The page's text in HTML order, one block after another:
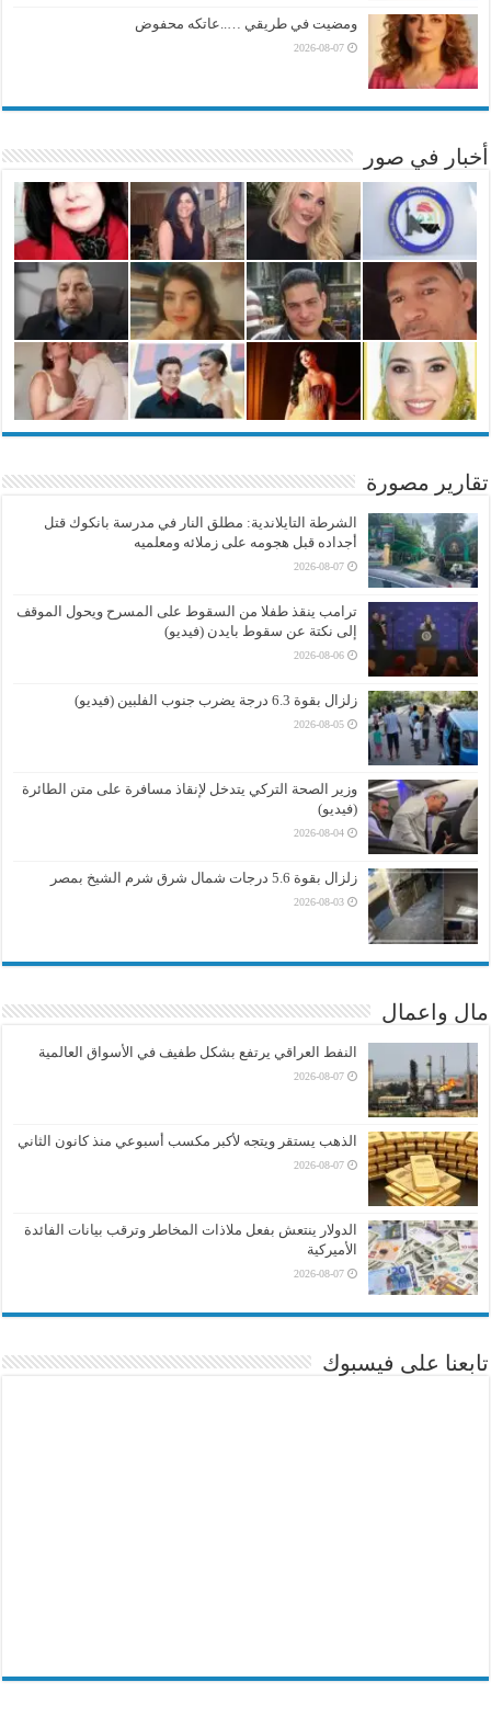
ومضيت في طريقي …..عاتكه محفوض
2026-08-07
أخبار في صور
تقارير مصورة
الشرطة التايلاندية: مطلق النار في مدرسة بانكوك قتل
أجداده قبل هجومه على زملائه ومعلميه
2026-08-07
ترامب ينقذ طفلا من السقوط على المسرح ويحول الموقف
إلى نكتة عن سقوط بايدن (فيديو)
2026-08-06
زلزال بقوة 6.3 درجة يضرب جنوب الفلبين (فيديو)
2026-08-05
وزير الصحة التركي يتدخل لإنقاذ مسافرة على متن الطائرة
(فيديو)
2026-08-04
زلزال بقوة 5.6 درجات شمال شرق شرم الشيخ بمصر
2026-08-03
مال واعمال
النفط العراقي يرتفع بشكل طفيف في الأسواق العالمية
2026-08-07
الذهب يستقر ويتجه لأكبر مكسب أسبوعي منذ كانون الثاني
2026-08-07
الدولار ينتعش بفعل ملاذات المخاطر وترقب بيانات الفائدة
الأميركية
2026-08-07
تابعنا على فيسبوك